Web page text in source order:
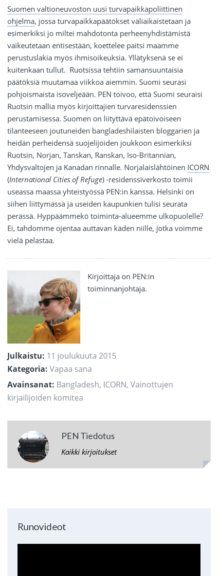
Suomen valtioneuvoston uusi turvapaikkapoliittinen
ohjelma, jossa turvapaikkapäätökset väliaikaistetaan ja
esimerkiksi jo miltei mahdotonta perheenyhdistämistä
vaikeutetaan entisestään, koettelee paitsi maamme
perustuslakia myös ihmisoikeuksia. Yllätyksenä se ei
kuitenkaan tullut. Ruotsissa tehtiin samansuuntaisia
päätöksiä muutamaa viikkoa aiemmin. Suomi seurasi
pohjoismaista isoveljeään. PEN toivoo, että Suomi seuraisi
Ruotsin mallia myös kirjoittajien turvaresidenssien
perustamisessa. Suomen on liityttävä epätoivoiseen
tilanteeseen joutuneiden bangladeshilaisten bloggarien ja
heidän perheidensä suojelijoiden joukkoon esimerkiksi
Ruotsin, Norjan, Tanskan, Ranskan, Iso-Britannian,
Yhdysvaltojen ja Kanadan rinnalle. Norjalaislähtöinen ICORN
(International Cities of Refuge) -residenssiverkosto toimii
useassa maassa yhteistyössä PEN:in kanssa. Helsinki on
siihen liittymässä ja useiden kaupunkien tulisi seurata
perässä. Hyppäämmekö toiminta-alueemme ulkopuolelle?
Ei, tahdomme ojentaa auttavan käden niille, jotka voimme
vielä pelastaa.
Kirjoittaja on PEN:in
toiminnanjohtaja.
Julkaistu: 11 joulukuuta 2015
Kategoria: Vapaa sana
Avainsanat: Bangladesh, ICORN, Vainottujen
kirjailijoiden komitea
PEN Tiedotus
Kaikki kirjoitukset
Runovideot